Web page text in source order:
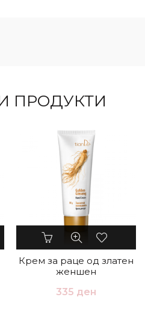
ПРОДУКТИ
Крем за раце од златен
женшен
335 ден